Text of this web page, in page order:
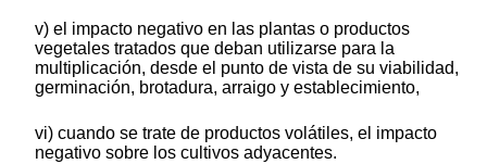
v) el impacto negativo en las plantas o productos
vegetales tratados que deban utilizarse para la
multiplicación, desde el punto de vista de su viabilidad,
germinación, brotadura, arraigo y establecimiento,
vi) cuando se trate de productos volátiles, el impacto
negativo sobre los cultivos adyacentes.